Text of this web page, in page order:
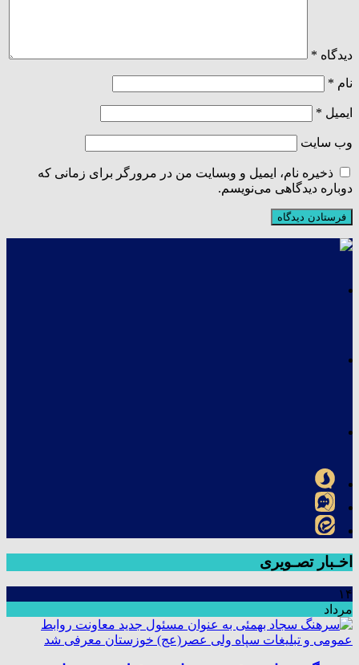
دیدگاه *
نام *
ایمیل *
وب‌ سایت
ذخیره نام، ایمیل و وبسایت من در مرورگر برای زمانی که
دوباره دیدگاهی می‌نویسم.
اخـبار تصـویری
۱۴
مرداد